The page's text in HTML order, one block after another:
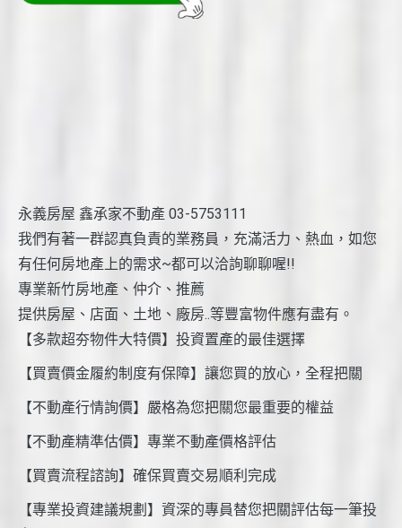
永義房屋 鑫承家不動產 03-5753111
我們有著一群認真負責的業務員，充滿活力、熱血，如您
有任何房地產上的需求~都可以洽詢聊聊喔!!
專業新竹房地產、仲介、推薦
提供房屋、店面、土地、廠房..等豐富物件應有盡有。
【多款超夯物件大特價】投資置產的最佳選擇
【買賣價金履約制度有保障】讓您買的放心，全程把關
【不動產行情詢價】嚴格為您把關您最重要的權益
【不動產精準估價】專業不動產價格評估
【買賣流程諮詢】確保買賣交易順利完成
【專業投資建議規劃】資深的專員替您把關評估每一筆投